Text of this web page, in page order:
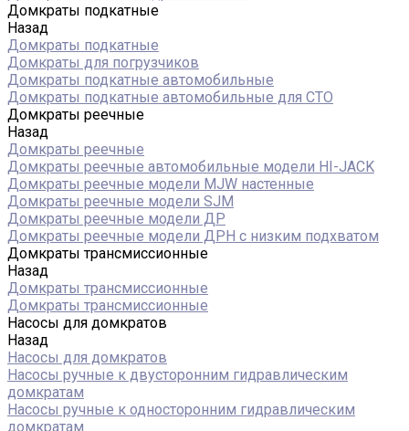
Домкраты подкатные
Назад
Домкраты подкатные
Домкраты для погрузчиков
Домкраты подкатные автомобильные
Домкраты подкатные автомобильные для СТО
Домкраты реечные
Назад
Домкраты реечные
Домкраты реечные автомобильные модели HI-JACK
Домкраты реечные модели MJW настенные
Домкраты реечные модели SJM
Домкраты реечные модели ДР
Домкраты реечные модели ДРН с низким подхватом
Домкраты трансмиссионные
Назад
Домкраты трансмиссионные
Домкраты трансмиссионные
Насосы для домкратов
Назад
Насосы для домкратов
Насосы ручные к двусторонним гидравлическим
домкратам
Насосы ручные к односторонним гидравлическим
домкратам